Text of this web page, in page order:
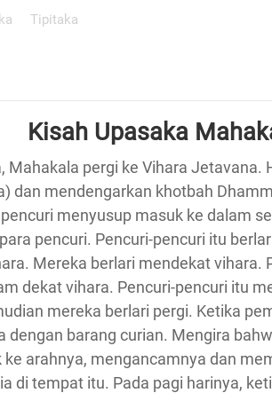
Tipitaka
Kisah Upasaka
Mahakala pergi ke Vihara Jetavana.
dan mendengarkan khotbah
menyusup masuk ke dalam
pencuri. Pencuri-pencuri itu
Mereka berlari mendekat vihara.
dekat vihara. Pencuri-pencuri itu
mereka berlari pergi. Ketika
dengan barang curian. Mengira
arahnya, mengancamnya dan
di tempat itu. Pada pagi harinya,